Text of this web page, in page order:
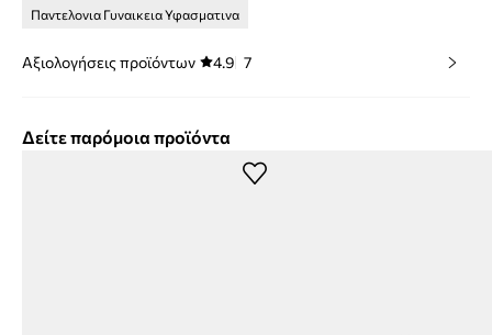
Παντελονια Γυναικεια Υφασματινα
Αξιολογήσεις προϊόντων 4.9 7
Δείτε παρόμοια προϊόντα